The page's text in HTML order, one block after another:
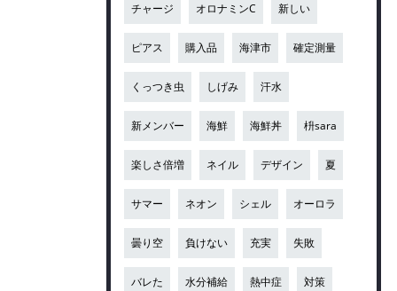
チャージ オロナミンC 新しい
ピアス 購入品 海津市 確定測量
くっつき虫 しげみ 汗水
新メンバー 海鮮 海鮮丼 枡sara
楽しさ倍増 ネイル デザイン 夏
サマー ネオン シェル オーロラ
曇り空 負けない 充実 失敗
バレた 水分補給 熱中症 対策